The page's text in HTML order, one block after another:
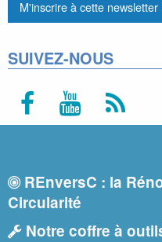
SUIVEZ-NOUS
REnversC : la
Circularité
Notre coffre à